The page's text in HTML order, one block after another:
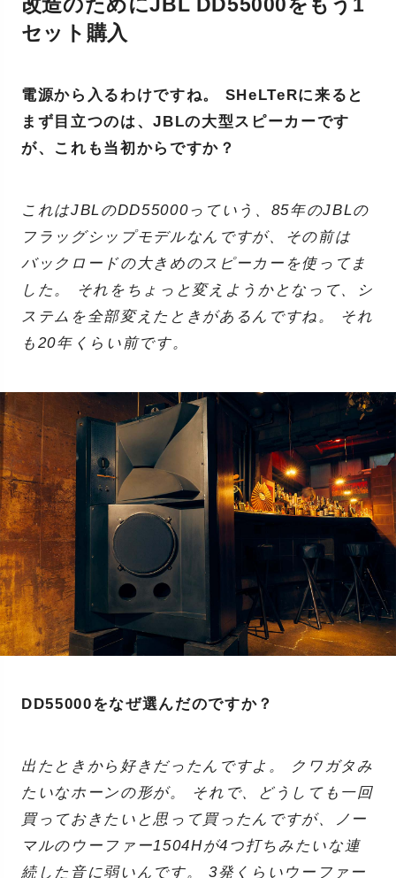
セット購入
電源から入るわけですね。 SHeLTeRに来ると
まず目立つのは、JBLの大型スピーカーです
が、これも当初からですか？
これはJBLのDD55000っていう、85年のJBLの
フラッグシップモデルなんですが、その前は
バックロードの大きめのスピーカーを使ってま
した。 それをちょっと変えようかとなって、シ
ステムを全部変えたときがあるんですね。 それ
も20年くらい前です。
DD55000をなぜ選んだのですか？
出たときから好きだったんですよ。 クワガタみ
たいなホーンの形が。 それで、どうしても一回
買っておきたいと思って買ったんですが、ノー
マルのウーファー1504Hが4つ打ちみたいな連
続した音に弱いんです。 3発くらいウーファー